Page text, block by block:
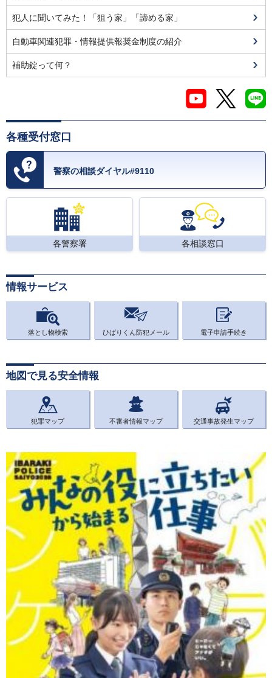
犯人に聞いてみた！「狙う家」「諦める家」
自動車関連犯罪・情報提供報奨金制度の紹介
補助錠って何？
各種受付窓口
警察の相談ダイヤル#9110
各警察署 各相談窓口
情報サービス
落とし物検索 ひばりくん防犯メール 電子申請手続き
地図で見る安全情報
犯罪マップ 不審者情報マップ 交通事故発生マップ